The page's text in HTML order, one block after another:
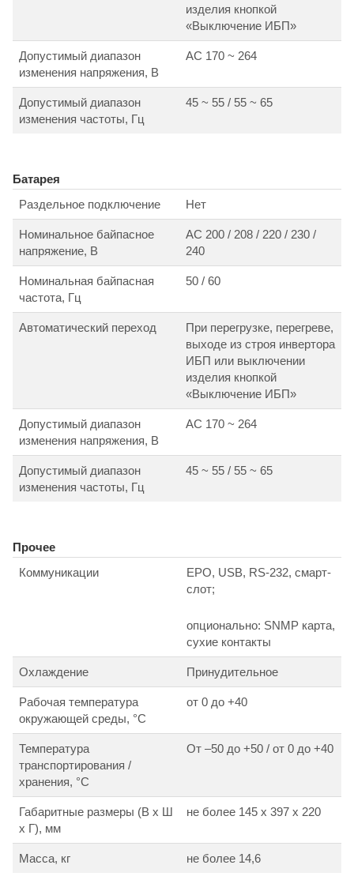
изделия кнопкой
«Выключение ИБП»
Допустимый диапазон
изменения напряжения, В
АС 170 ~ 264
Допустимый диапазон
изменения частоты, Гц
45 ~ 55 / 55 ~ 65
Батарея
Раздельное подключение
Нет
Номинальное байпасное
напряжение, В
АС 200 / 208 / 220 / 230 /
240
Номинальная байпасная
частота, Гц
50 / 60
Автоматический переход
При перегрузке, перегреве,
выходе из строя инвертора
ИБП или выключении
изделия кнопкой
«Выключение ИБП»
Допустимый диапазон
изменения напряжения, В
АС 170 ~ 264
Допустимый диапазон
изменения частоты, Гц
45 ~ 55 / 55 ~ 65
Прочее
Коммуникации
EPO, USB, RS-232, смарт-
слот;
опционально: SNMP карта,
сухие контакты
Охлаждение Принудительное
Рабочая температура
окружающей среды, °С
от 0 до +40
Температура
транспортирования /
хранения, °С
От –50 до +50 / от 0 до +40
Габаритные размеры (В х Ш
х Г), мм
не более 145 х 397 х 220
Масса, кг не более 14,6